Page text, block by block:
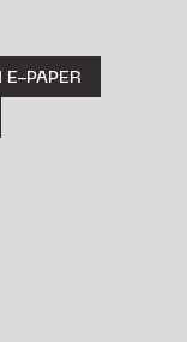
PAPER